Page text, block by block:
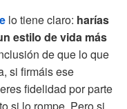
lo tiene claro: harías
estilo de vida más
de que lo que
si firmáis ese
fidelidad por parte